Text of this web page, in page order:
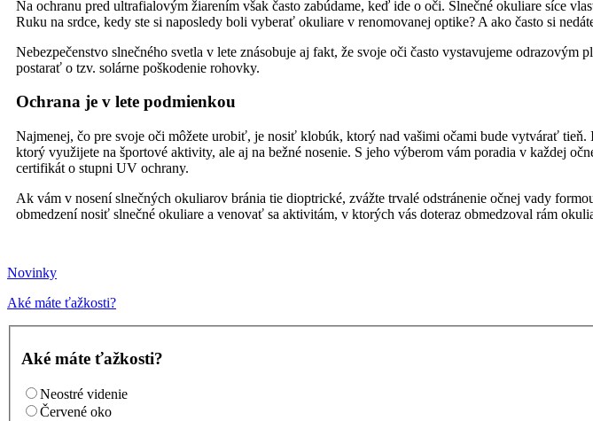
Na ochranu pred ultrafialovým žiarením však často zabúdame, keď ide o oči. Slnečné okuliare síce
Ruku na srdce, kedy ste si naposledy boli vyberať okuliare v renomovanej optike? A ako často si
Nebezpečenstvo slnečného svetla v lete znásobuje aj fakt, že svoje oči často vystavujeme
postarať o tzv. solárne poškodenie rohovky.
Ochrana je v lete podmienkou
Najmenej, čo pre svoje oči môžete urobiť, je nosiť klobúk, ktorý nad vašimi očami bude vytvárať
ktorý využijete na športové aktivity, ale aj na bežné nosenie. S jeho výberom vám poradia v každej
certifikát o stupni UV ochrany.
Ak vám v nosení slnečných okuliarov bránia tie dioptrické, zvážte trvalé odstránenie očnej vady
obmedzení nosiť slnečné okuliare a venovať sa aktivitám, v ktorých vás doteraz obmedzoval rám
Novinky
Aké máte ťažkosti?
Aké máte ťažkosti?
Neostré videnie
Červené oko